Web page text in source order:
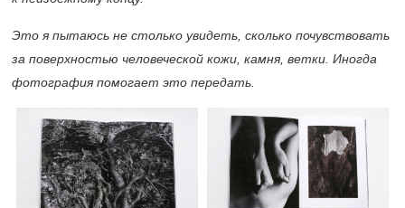
Это я пытаюсь не столько увидеть, сколько почувствовать
за поверхностью человеческой кожи, камня, ветки. Иногда
фотография помогает это передать.